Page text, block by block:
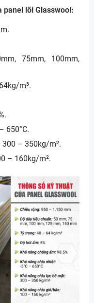
panel lõi Glasswool:
75mm, 100mm,
m³.
650°C.
300 – 350kg/m².
– 160kg/m².